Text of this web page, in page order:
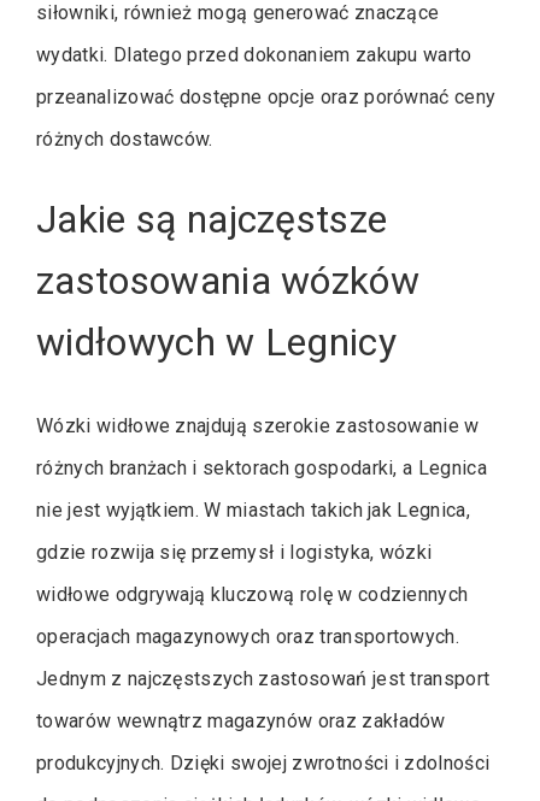
siłowniki, również mogą generować znaczące
wydatki. Dlatego przed dokonaniem zakupu warto
przeanalizować dostępne opcje oraz porównać ceny
różnych dostawców.
Jakie są najczęstsze
zastosowania wózków
widłowych w Legnicy
Wózki widłowe znajdują szerokie zastosowanie w
różnych branżach i sektorach gospodarki, a Legnica
nie jest wyjątkiem. W miastach takich jak Legnica,
gdzie rozwija się przemysł i logistyka, wózki
widłowe odgrywają kluczową rolę w codziennych
operacjach magazynowych oraz transportowych.
Jednym z najczęstszych zastosowań jest transport
towarów wewnątrz magazynów oraz zakładów
produkcyjnych. Dzięki swojej zwrotności i zdolności